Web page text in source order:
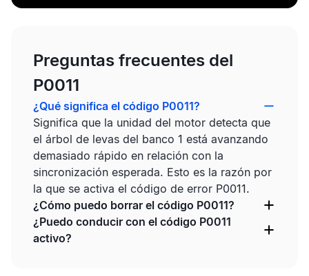
Preguntas frecuentes del
P0011
¿Qué significa el código P0011?
Significa que la unidad del motor detecta que
el árbol de levas del banco 1 está avanzando
demasiado rápido en relación con la
sincronización esperada. Esto es la razón por
la que se activa el código de error P0011.
¿Cómo puedo borrar el código P0011?
¿Puedo conducir con el código P0011
activo?